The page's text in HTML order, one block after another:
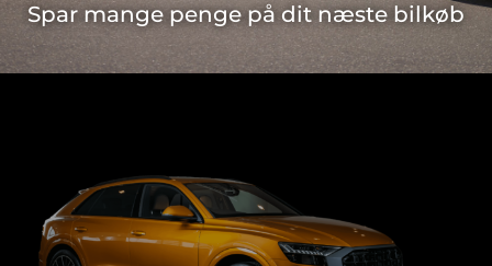
Spar mange penge på dit næste bilkøb